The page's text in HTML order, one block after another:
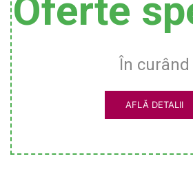
Oferte
În curând
AFLĂ DETALII